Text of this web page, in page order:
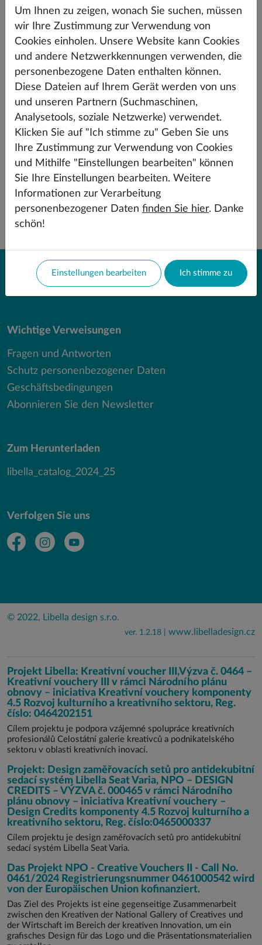
Um Ihnen zu zeigen, wonach Sie suchen, müssen
wir Ihre Zustimmung zur Verwendung von
Cookies einholen. Unsere Website kann Cookies
und andere Netzwerkkennungen verwenden, die
personenbezogene Daten enthalten können.
Diese Dateien auf Ihrem Gerät werden von uns
und unseren Partnern (Suchmaschinen,
Analysetools, soziale Netzwerke) verwendet.
Klicken Sie auf "Ich stimme zu" Geben Sie uns
Ihre Zustimmung zur Verwendung von Cookies
und Mithilfe "Einstellungen bearbeiten" können
Sie Ihre Einstellungen bearbeiten. Weitere
Informationen zur Verarbeitung
personenbezogener Daten finden Sie hier. Danke
schön!
Einstellungen bearbeiten Ich stimme zu
BITTE WÄHLEN SIE AUS, WIE SIE UNS TREFFEN
MÖCHTEN
Wichtige Verweisungen
Fragen und Antworten
Schutz personenbezogener Daten
Geschäftsbedingungen
Abonnieren Sie den Newsletter
Zum Herunterladen
libella_catalog_2024_25
Verfolgen Sie uns
© 2022, Libella design s.r.o.
ver. 1.2.18 | www.libelladesign.cz
Projekt Libella: Kreativní voucher III,Výzva č. 0464 –
Kreativní vouchery III v rámci Národního plánu
obnovy – iniciativa Kreativní vouchery komponenty
4.5 Rozvoj kulturního a kreativního sektoru, Reg.
číslo: 0464202151
Cílem projektu je podpora vzájemné spolupráce kreativních
profesionálů Celostátní galerie kreativců a podnikatelského
sektoru v oblasti kreativních inovací.
Projekt: Design zaměřovacích setů pro antidekubitní
sedací systém Libella Seat Varia, NPO – DESIGN
CREDITS – VÝZVA č. 000465 v rámci Národního
plánu obnovy – iniciativa Kreativní vouchery –
Design Credits komponenty 4.5 Rozvoj kulturního a
kreativního sektoru, Reg. číslo:0465000337
Cílem projektu je design zaměřovacích setů pro antidekubitní
sedací systém Libella Seat Varia.
Das Projekt NPO - Creative Vouchers II - Call No.
0461/2024 Registrierungsnummer 0461000542 wird
von der Europäischen Union kofinanziert.
Das Ziel des Projekts ist eine gegenseitige Zusammenarbeit
zwischen den Kreativen der National Gallery of Creatives und
der Wirtschaft im Bereich der kreativen Innovation, um ein
grafisches Design für das Logo und die Präsentationsmaterialien